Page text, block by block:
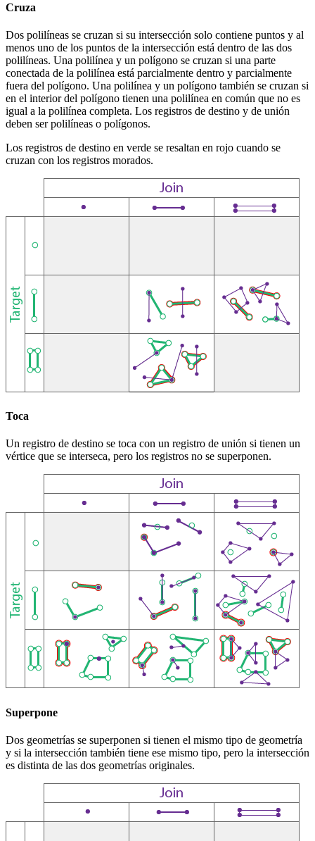
Cruza
Dos polilíneas se cruzan si su intersección solo contiene puntos y al
menos uno de los puntos de la intersección está dentro de las dos
polilíneas. Una polilínea y un polígono se cruzan si una parte
conectada de la polilínea está parcialmente dentro y parcialmente
fuera del polígono. Una polilínea y un polígono también se cruzan si
en el interior del polígono tienen una polilínea en común que no es
igual a la polilínea completa. Los registros de destino y de unión
deben ser polilíneas o polígonos.
Los registros de destino en verde se resaltan en rojo cuando se
cruzan con los registros morados.
Toca
Un registro de destino se toca con un registro de unión si tienen un
vértice que se interseca, pero los registros no se superponen.
Superpone
Dos geometrías se superponen si tienen el mismo tipo de geometría
y si la intersección también tiene ese mismo tipo, pero la intersección
es distinta de las dos geometrías originales.